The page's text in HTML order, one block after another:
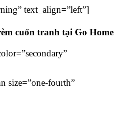
text_align=”left”]
cuốn tranh tại Go Home
size=”one-fourth”